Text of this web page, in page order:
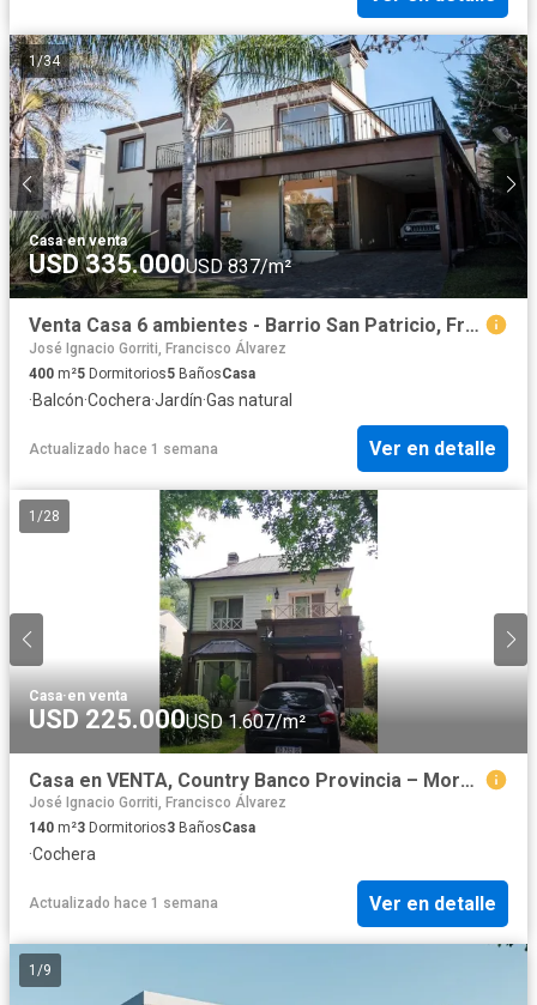
1/34
Casa·en venta
USD 335.000USD 837/m²
Venta Casa 6 ambientes - Barrio San Patricio, Francisco Alvarez
José Ignacio Gorriti, Francisco Álvarez
400 m²5 Dormitorios5 BañosCasa
·Balcón·Cochera·Jardín·Gas natural
Actualizado hace 1 semana Ver en detalle
1 /28
Casa·en venta
USD 225.000USD 1.607/m²
Casa en VENTA, Country Banco Provincia – Moreno
José Ignacio Gorriti, Francisco Álvarez
140 m²3 Dormitorios3 BañosCasa
·Cochera
Actualizado hace 1 semana Ver en detalle
1 /9